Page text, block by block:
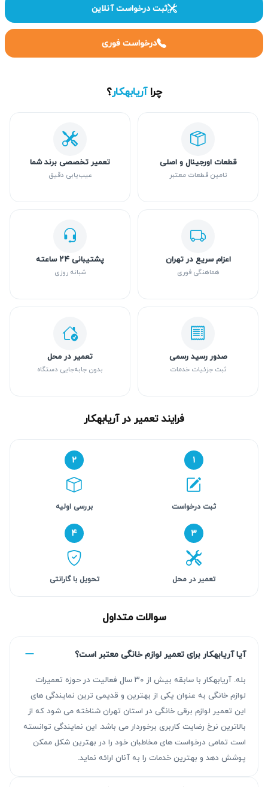
ثبت درخواست آنلاین
درخواست فوری
چراآریابهکار؟
قطعات اورجینال و اصلی
تامین قطعات معتبر
تعمیر تخصصی برند شما
عیب‌یابی دقیق
اعزام سریع در تهران
هماهنگی فوری
پشتیبانی ۲۴ ساعته
شبانه روزی
صدور رسید رسمی
ثبت جزئیات خدمات
تعمیر در محل
بدون جابه‌جایی دستگاه
فرایند تعمیر در آریابهکار
۱
ثبت درخواست
۲
بررسی اولیه
۳
تعمیر در محل
۴
تحویل با گارانتی
سوالات متداول
آیا آریابهکار برای تعمیر لوازم خانگی معتبر است؟
بله. آریابهکار با سابقه بیش از ۳۰ سال فعالیت در حوزه تعمیرات
لوازم خانگی به عنوان یکی از بهترین و قدیمی ترین نمایندگی های
این تعمیر لوازم برقی خانگی در استان تهران شناخته می شود که از
بالاترین نرخ رضایت کاربری برخوردار می باشد. این نمایندگی توانسته
است تمامی درخواست های مخاطبان خود را در بهترین شکل ممکن
پوشش دهد و بهترین خدمات را به آنان ارائه نماید.